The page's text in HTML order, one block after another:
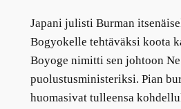
Japani julisti Burman
Bogyokelle tehtäväksi koota
Boyoge nimitti sen johtoon
puolustusministeriksi. Pian
huomasivat tulleensa